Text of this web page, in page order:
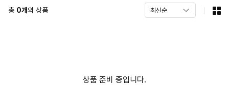
총 0개의 상품
상품 준비 중입니다.